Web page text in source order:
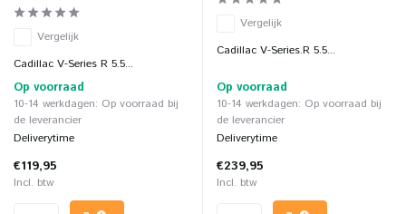
Vergelijk
Cadillac V-Series R 5.5...
Op voorraad
10-14 werkdagen: Op voorraad bij
de leverancier
Deliverytime
€119,95
Incl. btw
Vergelijk
Cadillac V-Series.R 5.5...
Op voorraad
10-14 werkdagen: Op voorraad bij
de leverancier
Deliverytime
€239,95
Incl. btw